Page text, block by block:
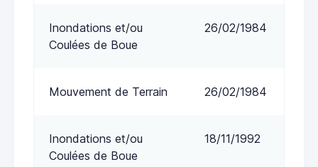
Inondations et/ou
Coulées de Boue
26/02/1984
Mouvement de Terrain 26/02/1984
Inondations et/ou
Coulées de Boue
18/11/1992